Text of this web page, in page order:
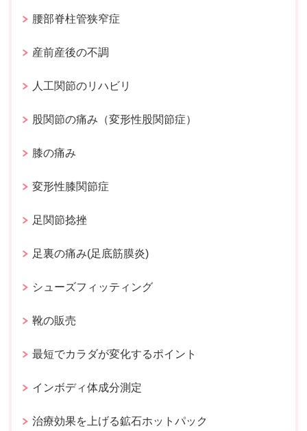
腰部脊柱管狭窄症
産前産後の不調
人工関節のリハビリ
股関節の痛み（変形性股関節症）
膝の痛み
変形性膝関節症
足関節捻挫
足裏の痛み(足底筋膜炎)
シューズフィッティング
靴の販売
最短でカラダが変化するポイント
インボディ体成分測定
治療効果を上げる鉱石ホットパック